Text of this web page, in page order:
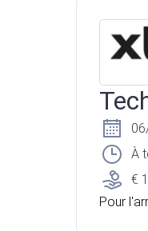
À
€
Pour